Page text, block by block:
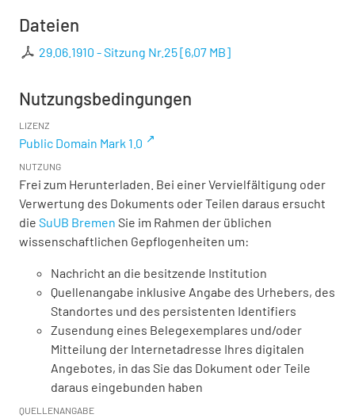
Dateien
29.06.1910 - Sitzung Nr.25[6,07 MB]
Nutzungsbedingungen
LIZENZ
Public Domain Mark 1.0
NUTZUNG
Frei zum Herunterladen. Bei einer Vervielfältigung oder
Verwertung des Dokuments oder Teilen daraus ersucht
die SuUB Bremen Sie im Rahmen der üblichen
wissenschaftlichen Gepflogenheiten um:
Nachricht an die besitzende Institution
Quellenangabe inklusive Angabe des Urhebers, des
Standortes und des persistenten Identifiers
Zusendung eines Belegexemplares und/oder
Mitteilung der Internetadresse Ihres digitalen
Angebotes, in das Sie das Dokument oder Teile
daraus eingebunden haben
QUELLENANGABE